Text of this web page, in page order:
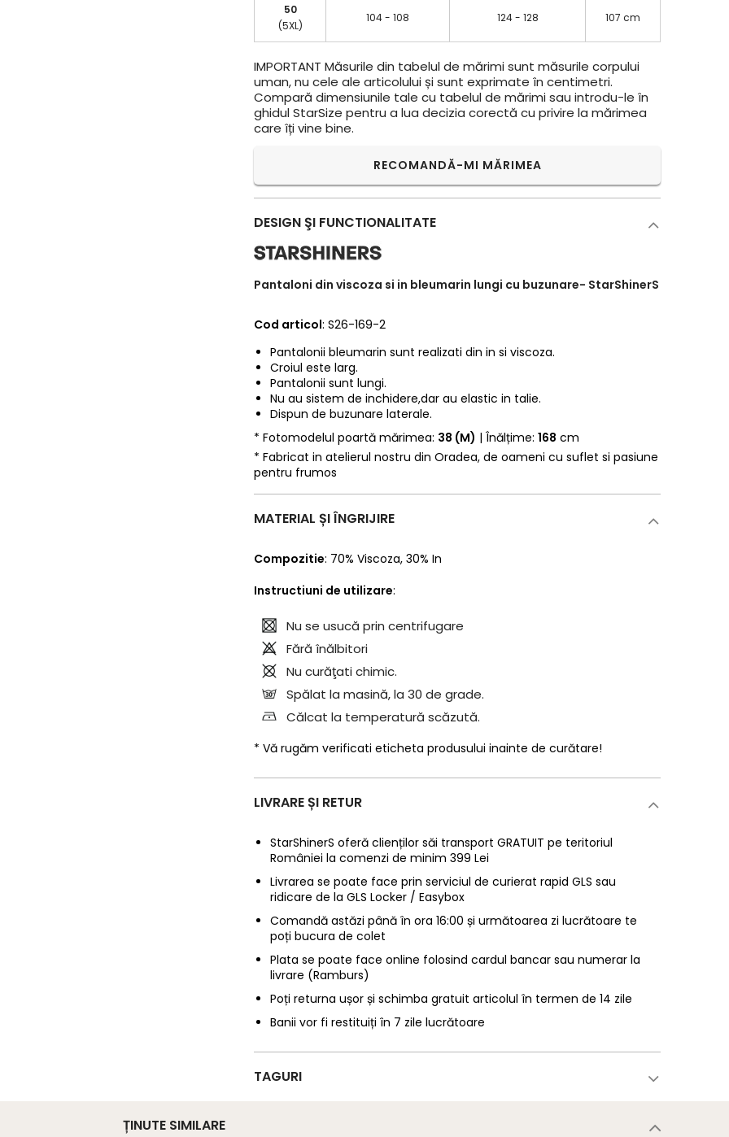
50
(5XL)
104 - 108 124 - 128 107 cm
IMPORTANT Măsurile din tabelul de mărimi sunt măsurile corpului
uman, nu cele ale articolului și sunt exprimate în centimetri.
Compară dimensiunile tale cu tabelul de mărimi sau introdu-le în
ghidul StarSize pentru a lua decizia corectă cu privire la mărimea
care îți vine bine.
RECOMANDĂ-MI MĂRIMEA
DESIGN ŞI FUNCTIONALITATE
Pantaloni din viscoza si in bleumarin lungi cu buzunare- StarShinerS
Cod articol: S26-169-2
Pantalonii bleumarin sunt realizati din in si viscoza.
Croiul este larg.
Pantalonii sunt lungi.
Nu au sistem de inchidere,dar au elastic in talie.
Dispun de buzunare laterale.
* Fotomodelul poartă mărimea: 38 (M) | Înălțime:168 cm
* Fabricat in atelierul nostru din Oradea, de oameni cu suflet si pasiune
pentru frumos
MATERIAL ȘI ÎNGRIJIRE
Compozitie: 70% Viscoza,30% In
Instructiuni de utilizare:
Nu se usucă prin centrifugare
Fără înălbitori
Nu curăţati chimic.
Spălat la masină, la 30 de grade.
Călcat la temperatură scăzută.
* Vă rugăm verificati eticheta produsului inainte de curătare!
LIVRARE ȘI RETUR
StarShinerS oferă clienților săi transport GRATUIT pe teritoriul
României la comenzi de minim 399 Lei
Livrarea se poate face prin serviciul de curierat rapid GLS sau
ridicare de la GLS Locker / Easybox
Comandă astăzi până în ora 16:00 și următoarea zi lucrătoare te
poți bucura de colet
Plata se poate face online folosind cardul bancar sau numerar la
livrare (Ramburs)
Poți returna ușor și schimba gratuit articolul în termen de 14 zile
Banii vor fi restituiți în 7 zile lucrătoare
TAGURI
ȚINUTE SIMILARE